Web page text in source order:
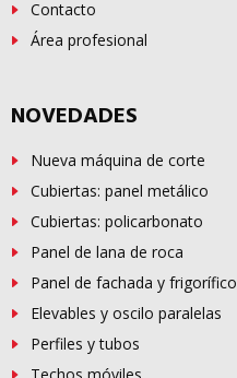
Contacto
Área profesional
NOVEDADES
Nueva máquina de corte
Cubiertas: panel metálico
Cubiertas: policarbonato
Panel de lana de roca
Panel de fachada y frigorífico
Elevables y oscilo paralelas
Perfiles y tubos